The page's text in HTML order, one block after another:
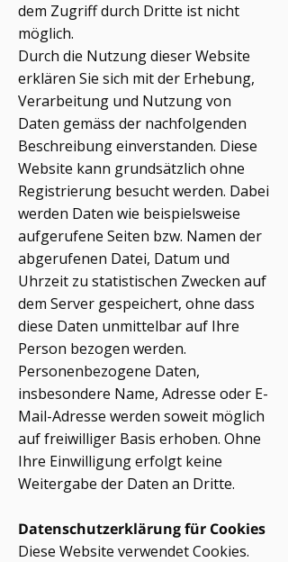
dem Zugriff durch Dritte ist nicht
möglich.
Durch die Nutzung dieser Website
erklären Sie sich mit der Erhebung,
Verarbeitung und Nutzung von
Daten gemäss der nachfolgenden
Beschreibung einverstanden. Diese
Website kann grundsätzlich ohne
Registrierung besucht werden. Dabei
werden Daten wie beispielsweise
aufgerufene Seiten bzw. Namen der
abgerufenen Datei, Datum und
Uhrzeit zu statistischen Zwecken auf
dem Server gespeichert, ohne dass
diese Daten unmittelbar auf Ihre
Person bezogen werden.
Personenbezogene Daten,
insbesondere Name, Adresse oder E-
Mail-Adresse werden soweit möglich
auf freiwilliger Basis erhoben. Ohne
Ihre Einwilligung erfolgt keine
Weitergabe der Daten an Dritte.
Datenschutzerklärung für Cookies
Diese Website verwendet Cookies.